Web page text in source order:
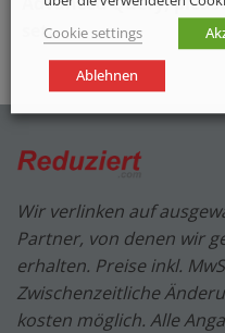
set.
Wir verlinken auf
Partner, von denen wir
erhalten. Preise inkl.
Zwischenzeitliche
kosten möglich. Alle
Cookie settings
Ablehnen